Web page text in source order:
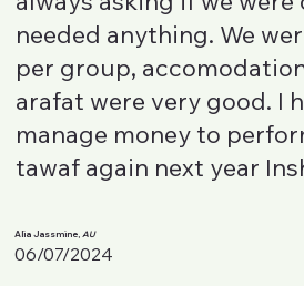
needed anything. We
per group,
arafat were very good. I
manage money to
tawaf again next year
Alia Jassmine, AU
06/07/2024